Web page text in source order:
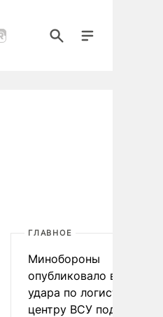
ГЛАВНОЕ
Минобороны
опубликовало видео
удара по
центру ВСУ под Киевом